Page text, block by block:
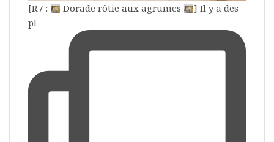
[R7 : Dorade rôtie aux agrumes
] Il y a des
pl